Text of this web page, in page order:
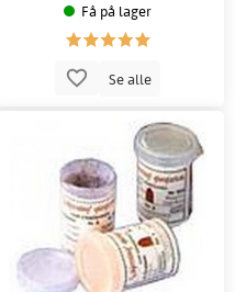
Få på lager
Se alle